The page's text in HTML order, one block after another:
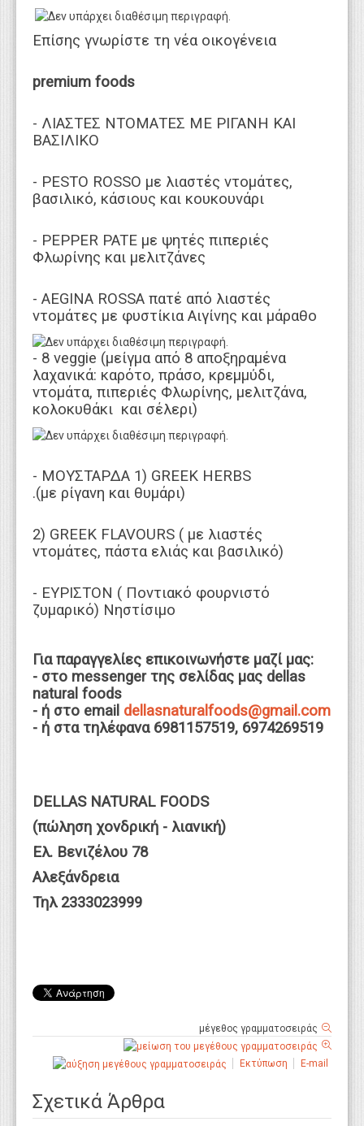
Επίσης γνωρίστε τη νέα οικογένεια
premium foods
- ΛΙΑΣΤΕΣ ΝΤΟΜΑΤΕΣ ΜΕ ΡΙΓΑΝΗ ΚΑΙ
ΒΑΣΙΛΙΚΟ
- PESTO ROSSO με λιαστές ντομάτες,
βασιλικό, κάσιους και κουκουνάρι
- PEPPER PATE με ψητές πιπεριές
Φλωρίνης και μελιτζάνες
- AEGINA ROSSA πατέ από λιαστές
ντομάτες με φυστίκια Αιγίνης και μάραθο
- 8 veggie (μείγμα από 8 αποξηραμένα
λαχανικά: καρότο, πράσο, κρεμμύδι,
ντομάτα, πιπεριές Φλωρίνης, μελιτζάνα,
κολοκυθάκι και σέλερι)
- ΜΟΥΣΤΑΡΔΑ 1) GREEK HERBS
.(με ρίγανη και θυμάρι)
2) GREEK FLAVOURS ( με λιαστές
ντομάτες, πάστα ελιάς και βασιλικό)
- ΕΥΡΙΣΤΟΝ ( Ποντιακό φουρνιστό
ζυμαρικό) Νηστίσιμο
Για παραγγελίες επικοινωνήστε μαζί μας:
- στο messenger της σελίδας μας dellas
natural foods
- ή στο email dellasnaturalfoods@gmail.com
- ή στα τηλέφανα 6981157519, 6974269519
DELLAS NATURAL FOODS
(πώληση χονδρική - λιανική)
Ελ. Βενιζέλου 78
Αλεξάνδρεια
Τηλ 2333023999
μέγεθος γραμματοσειράς
Εκτύπωση E-mail
Σχετικά Άρθρα